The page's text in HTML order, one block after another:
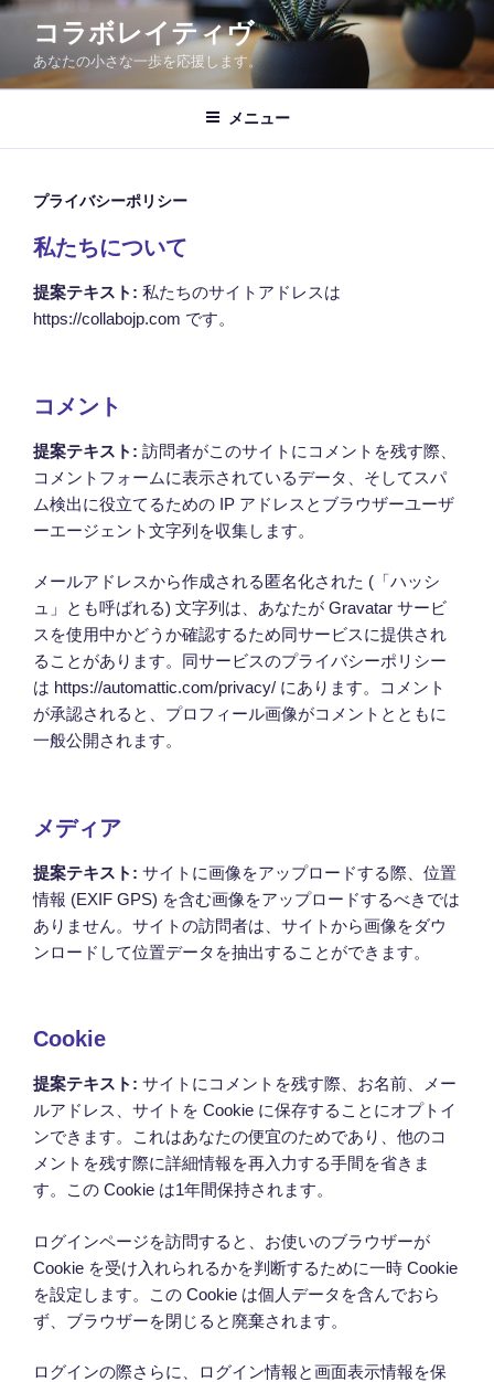
コ
ン
へ
コラボレイティヴ
あなたの小さな一歩を応援します。
メニュー
プライバシーポリシー
私たちについて
提案テキスト: 私たちのサイトアドレスは
https://collabojp.com です。
コメント
提案テキスト: 訪問者がこのサイトにコメントを残す際、
コメントフォームに表示されているデータ、そしてスパ
ム検出に役立てるための IP アドレスとブラウザーユーザ
ーエージェント文字列を収集します。
メールアドレスから作成される匿名化された (「ハッシ
ュ」とも呼ばれる) 文字列は、あなたが Gravatar サービ
スを使用中かどうか確認するため同サービスに提供され
ることがあります。同サービスのプライバシーポリシー
は https://automattic.com/privacy/ にあります。コメント
が承認されると、プロフィール画像がコメントとともに
一般公開されます。
メディア
提案テキスト: サイトに画像をアップロードする際、位置
情報 (EXIF GPS) を含む画像をアップロードするべきでは
ありません。サイトの訪問者は、サイトから画像をダウ
ンロードして位置データを抽出することができます。
Cookie
提案テキスト: サイトにコメントを残す際、お名前、メー
ルアドレス、サイトを Cookie に保存することにオプトイ
ンできます。これはあなたの便宜のためであり、他のコ
メントを残す際に詳細情報を再入力する手間を省きま
す。この Cookie は1年間保持されます。
ログインページを訪問すると、お使いのブラウザーが
Cookie を受け入れられるかを判断するために一時 Cookie
を設定します。この Cookie は個人データを含んでおら
ず、ブラウザーを閉じると廃棄されます。
ログインの際さらに、ログイン情報と画面表示情報を保